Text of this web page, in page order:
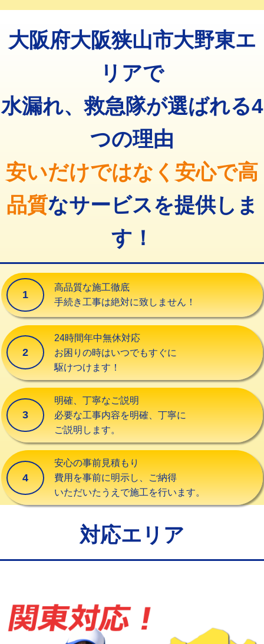
マス交換（深さ50㎝以上） 66,000円
コンクリート斫り（厚さ10㎝超え）
モルタル補修（厚さ10㎝まで） 27,500円
16,500円
廃棄・処分 現場見積
トーラー機使用/3mまで 33,000円
追加トーラー機使用/3m超え +3,300円
止水・漏水調査・防水処理・清掃・修
11,000円
止水・漏水調査・防水処理・清掃・修
22,000円
止水・漏水調査・防水処理・清掃・修
理・調整・分解・加工など（重作業）
33,000円
その他部品の脱着 8,800円～
交換・取付(単水栓（壁付・デッキ
式）)
13,200円+材料費
交換・取付(混合水栓（壁付・デッキ
式・ワンホール）)
16,500円+材料費
交換・取付(排水栓・排水トラップ
（P/S/ポップアップ））
交換・取付（その他部品）
持込商品取付（単水栓）
持込商品取付（混合水栓） 16,500円
持込商品取付（浄水器・分岐水栓） 16,500円
給水管工事※（ホール加工)
給水管工事※（バンド止め) 3,300円
給水管工事※（保温材使用（バンド止
5,500円
給水管工事※（塩ビ管（VP・HI）使
用/3ｍまで)
大阪府大阪狭山市大野東エ
リアで
水漏れ、救急隊が選ばれる4
つの理由
安いだけではなく安心で高
品質なサービスを提供しま
す！
1
高品質な施工徹底
手続き工事は絶対に致しません！
2
24時間年中無休対応
お困りの時はいつでもすぐに
駆けつけます！
3
明確、丁寧なご説明
必要な工事内容を明確、丁寧に
ご説明します。
4
安心の事前見積もり
費用を事前に明示し、ご納得
いただいたうえで施工を行います。
対応エリア